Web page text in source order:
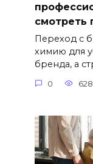
смотреть
Переход с
химию для
бренда, а
0 628